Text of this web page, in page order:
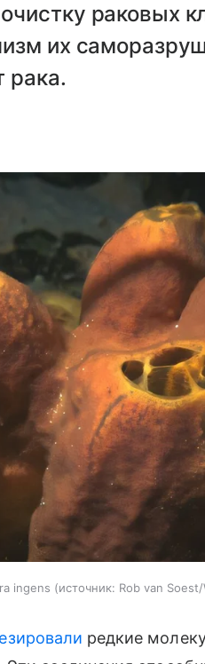
раковых
их
рака.
ingens источник: Rob van
редкие